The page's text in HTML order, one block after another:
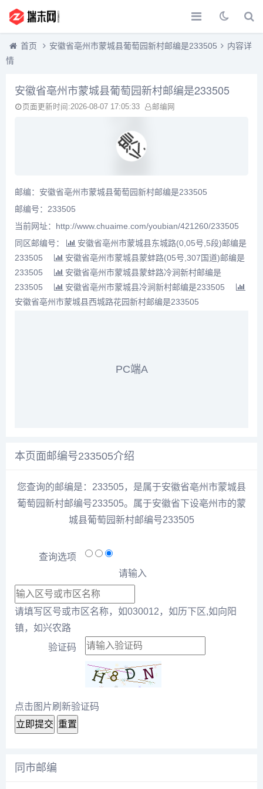
首页 安徽省亳州市蒙城县葡萄园新村邮编是233505
内容详
情
安徽省亳州市蒙城县葡萄园新村邮编是233505
页面更新时间:2026-08-07 17:05:33 邮编网
邮编：安徽省亳州市蒙城县葡萄园新村邮编是233505
邮编号：233505
当前网址：http://www.chuaime.com/youbian/421260/233505
同区邮编号：
安徽省亳州市蒙城县东城路(0,05号,5段)邮编是
233505
安徽省亳州市蒙城县蒙蚌路(05号,307国道)邮编是
233505
安徽省亳州市蒙城县蒙蚌路冷涧新村邮编是
233505
安徽省亳州市蒙城县冷涧新村邮编是233505
安徽省亳州市蒙城县西城路花园新村邮编是233505
PC端A
本页面邮编号233505介绍
您查询的邮编是：233505，是属于安徽省亳州市蒙城县
葡萄园新村邮编号233505。属于安徽省下设亳州市的蒙
城县葡萄园新村邮编号233505
查询选项
请输入
请填写区号或市区名称，如030012，如历下区,如向阳
镇，如兴农路
验证码
点击图片刷新验证码
立即提交 重置
同市邮编